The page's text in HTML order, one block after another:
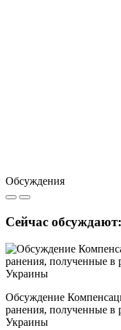
Обсуждения
Сейчас обсуждают:
Обсуждение
ранения, полученные в
Украины